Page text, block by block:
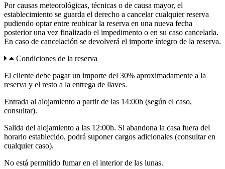
Por causas meteorológicas, técnicas o de causa mayor, el
establecimiento se guarda el derecho a cancelar cualquier reserva
pudiendo optar entre reubicar la reserva en una nueva fecha
posterior una vez finalizado el impedimento o en su caso cancelarla.
En caso de cancelación se devolverá el importe íntegro de la reserva.
Condiciones de la reserva
El cliente debe pagar un importe del 30% aproximadamente a la
reserva y el resto a la entrega de llaves.
Entrada al alojamiento a partir de las 14:00h (según el caso,
consultar).
Salida del alojamiento a las 12:00h. Si abandona la casa fuera del
horario establecido, podrá suponer cargos adicionales (consultar en
cualquier caso).
No está permitido fumar en el interior de las lunas.